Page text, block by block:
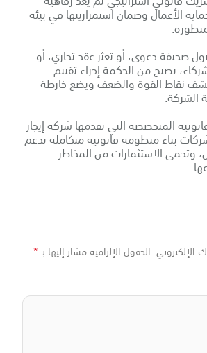
الأعمال وضمان استمراريتها في بيئة
صحيفة دعوى، أو تعثر عقد تجاري، أو
يصبح من الحكمة إجراء تقييم
نقاط القوة والضعف ويضع خارطة
الشركة.
المتخصصة التي تقدمها شركة إيجاز
بناء منظومة قانونية متكاملة تدعم
وتحمي الاستثمارات من المخاطر
الإلكتروني. الحقول الإلزامية مشار إليها بـ*